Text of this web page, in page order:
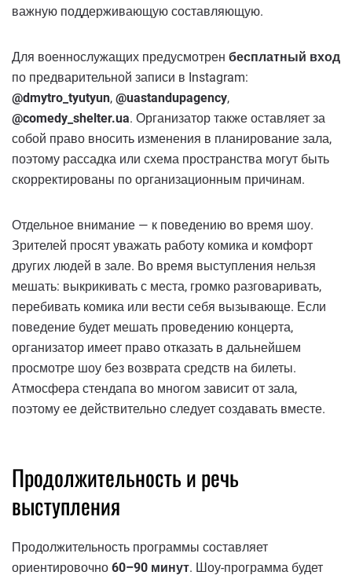
важную поддерживающую составляющую.
Для военнослужащих предусмотрен бесплатный вход
по предварительной записи в Instagram:
@dmytro_tyutyun, @uastandupagency,
@comedy_shelter.ua. Организатор также оставляет за
собой право вносить изменения в планирование зала,
поэтому рассадка или схема пространства могут быть
скорректированы по организационным причинам.
Отдельное внимание — к поведению во время шоу.
Зрителей просят уважать работу комика и комфорт
других людей в зале. Во время выступления нельзя
мешать: выкрикивать с места, громко разговаривать,
перебивать комика или вести себя вызывающе. Если
поведение будет мешать проведению концерта,
организатор имеет право отказать в дальнейшем
просмотре шоу без возврата средств на билеты.
Атмосфера стендапа во многом зависит от зала,
поэтому ее действительно следует создавать вместе.
Продолжительность и речь
выступления
Продолжительность программы составляет
ориентировочно 60–90 минут. Шоу-программа будет